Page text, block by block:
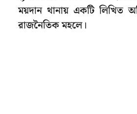
ময়দান থানায় একটি
রাজনৈতিক মহলে।